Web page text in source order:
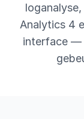
Analytics 4
interface —